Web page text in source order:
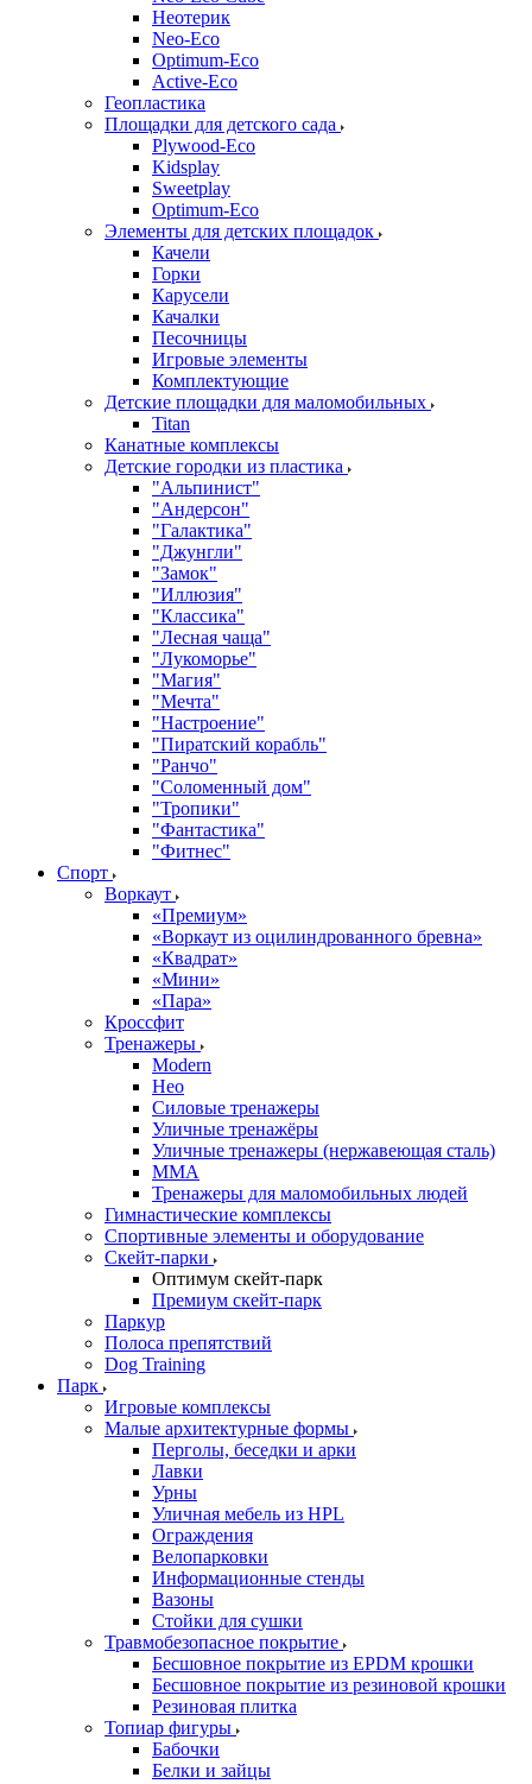
Неотерик
Neo-Eco
Оptimum-Еco
Active-Eco
Геопластика
Площадки для детского сада
Plywood-Eco
Kidsplay
Sweetplay
Оptimum-Еco
Элементы для детских площадок
Качели
Горки
Карусели
Качалки
Песочницы
Игровые элементы
Комплектующие
Детские площадки для маломобильных
Titan
Канатные комплексы
Детские городки из пластика
"Альпинист"
"Андерсон"
"Галактика"
"Джунгли"
"Замок"
"Иллюзия"
"Классика"
"Лесная чаща"
"Лукоморье"
"Магия"
"Мечта"
"Настроение"
"Пиратский корабль"
"Ранчо"
"Соломенный дом"
"Тропики"
"Фантастика"
"Фитнес"
Спорт
Воркаут
«Премиум»
«Воркаут из оцилиндрованного бревна»
«Квадрат»
«Мини»
«Пара»
Кроссфит
Тренажеры
Modern
Нео
Силовые тренажеры
Уличные тренажёры
Уличные тренажеры (нержавеющая сталь)
ММА
Тренажеры для маломобильных людей
Гимнастические комплексы
Спортивные элементы и оборудование
Скейт-парки
Оптимум скейт-парк
Премиум скейт-парк
Паркур
Полоса препятствий
Dog Training
Парк
Игровые комплексы
Малые архитектурные формы
Перголы, беседки и арки
Лавки
Урны
Уличная мебель из HPL
Ограждения
Велопарковки
Информационные стенды
Вазоны
Стойки для сушки
Травмобезопасное покрытие
Бесшовное покрытие из EPDM крошки
Бесшовное покрытие из резиновой крошки
Резиновая плитка
Топиар фигуры
Бабочки
Белки и зайцы